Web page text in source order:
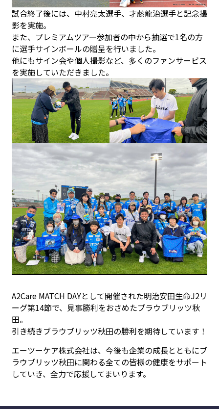
試合終了後には、中村亮太選手、才藤龍治選手と記念撮
影を実施。
また、プレミアムツアー参加者の中から抽選で1名の方
に選手サインボールの贈呈を行いました。
他にもサイン会や個人撮影など、多くのファンサービス
を実施していただきました。
A2Care MATCH DAYとして開催された明治安田生命J2リ
ーグ第14節で、見事勝利をおさめたブラウブリッツ秋
田。
引き続きブラウブリッツ秋田の勝利を期待しています！
エーツーケア株式会社は、今後も企業の成長とともにブ
ラウブリッツ秋田に関わる全ての皆様の健康をサポート
していき、全力で応援してまいります。